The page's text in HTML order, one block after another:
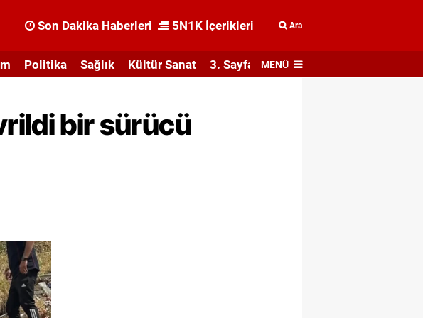
Son Dakika Haberleri 5N1K İçerikleri Ara
Politika Sağlık Kültür Sanat 3. Sayfa MENÜ
bir sürücü